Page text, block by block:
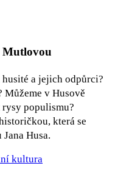
Mutlovou
a jejich odpůrci?
Můžeme v Husově
populismu?
která se
Husa.
kultura